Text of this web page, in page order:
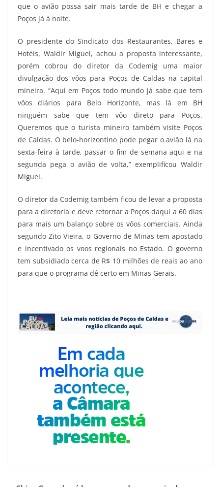
que o avião possa sair mais tarde de BH e chegar a
Poços já à noite.
O presidente do Sindicato dos Restaurantes, Bares e
Hotéis, Waldir Miguel, achou a proposta interessante,
porém cobrou do diretor da Codemig uma maior
divulgação dos vôos para Poços de Caldas na capital
mineira. “Aqui em Poços todo mundo já sabe que tem
vôos diários para Belo Horizonte, mas lá em BH
ninguém sabe que tem vôo direto para Poços.
Queremos que o turista mineiro também visite Poços
de Caldas. O belo-horizontino pode pegar o avião lá na
sexta-feira à tarde, passar o fim de semana aqui e na
segunda pega o avião de volta,” exemplificou Waldir
Miguel.
O diretor da Codemig também ficou de levar a proposta
para a diretoria e deve retornar a Poços daqui a 60 dias
para mais um balanço sobre os vôos comerciais. Ainda
segundo Zito Vieira, o Governo de Minas tem apostado
e incentivado os voos regionais no Estado. O governo
tem subsidiado cerca de R$ 10 milhões de reais ao ano
para que o programa dê certo em Minas Gerais.